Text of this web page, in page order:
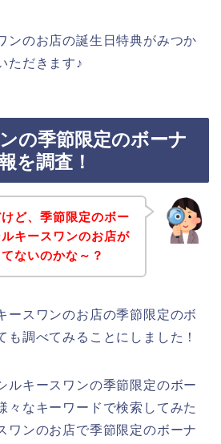
ンのお店の誕生日特典がみつか
ただきます♪
の季節限定のボーナ
を調査！
ど、季節限定のボー
キースワンのお店が
ないのかな～？
ースワンのお店の季節限定のボ
も調べてみることにしました！
ルキースワンの季節限定のボー
々なキーワードで検索してみた
ワンのお店で季節限定のボーナ